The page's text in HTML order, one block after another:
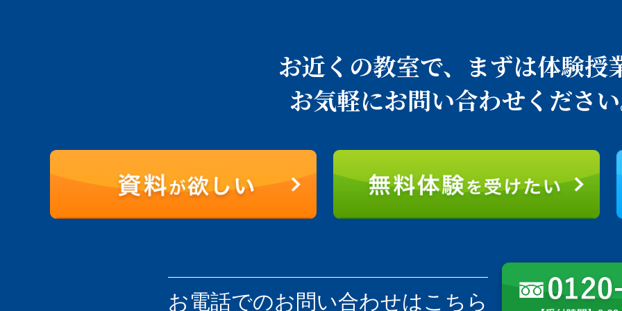
お近くの教室で、 まずは体験授
お気軽にお問い合わせくださ
お電話でのお問い合わせはこちら